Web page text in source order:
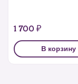
1 700 ₽
В корзину